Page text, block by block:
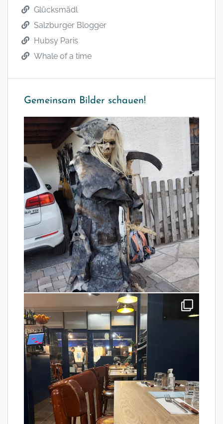
Glücksmädl
Salzburger Blogger
Hubsy Paris
Whale of a time
Gemeinsam Bilder schauen!